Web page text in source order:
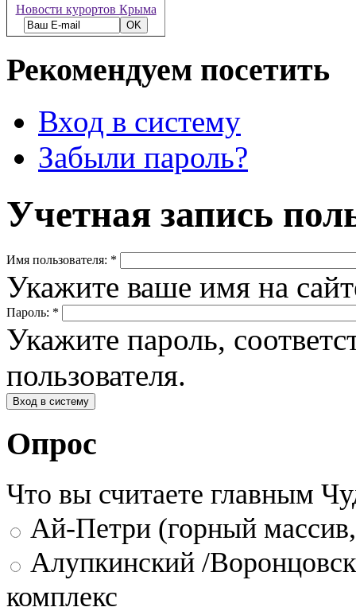
Новости курортов Крыма
Рекомендуем посетить
Вход в систему
Забыли пароль?
Учетная запись
Имя пользователя: *
Укажите ваше имя на
Пароль: *
Укажите пароль,
пользователя.
Опрос
Что вы считаете главным
Ай-Петри (горный
Алупкинский /
комплекс